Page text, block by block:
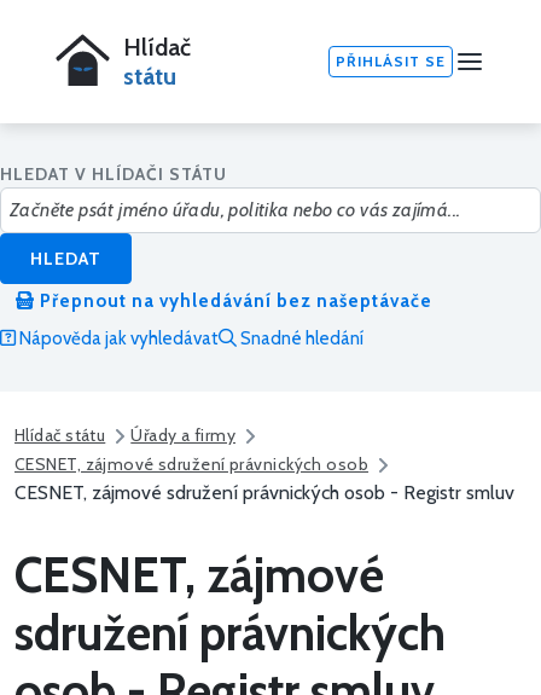
Hlídač
státu
PŘIHLÁSIT SE
HLEDAT V HLÍDAČI STÁTU
HLEDAT
Přepnout na vyhledávání bez našeptávače
Nápověda jak vyhledávat
Snadné hledání
Hlídač státu
Úřady a firmy
CESNET, zájmové sdružení právnických osob
CESNET, zájmové sdružení právnických osob - Registr smluv
CESNET, zájmové
sdružení právnických